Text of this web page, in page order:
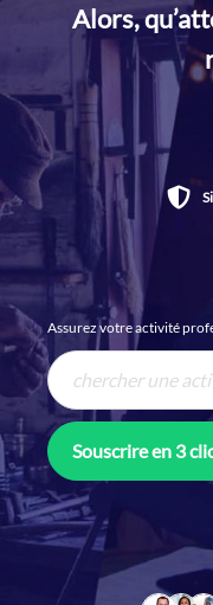
Alors,
Assurez votre activité
Souscrire en 3